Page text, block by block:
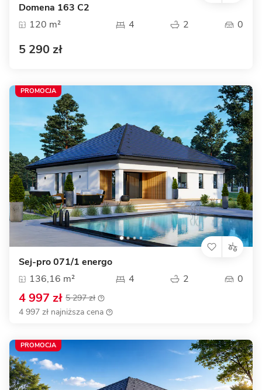
Domena 163 C2
120 m²
4 2 0
5 290 zł
Sej-pro 071/1 energo
136,16 m²
4 2 0
4 997 zł 5 297 zł
4 997 zł najniższa cena
PROMOCJA
PROMOCJA